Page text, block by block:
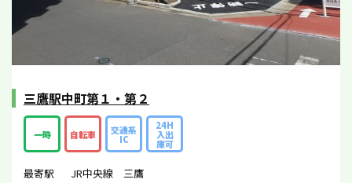
三鷹駅中町第１・第２
一時 自転車 交通系
IC
24H
入出
庫可
最寄駅
JR中央線 三鷹